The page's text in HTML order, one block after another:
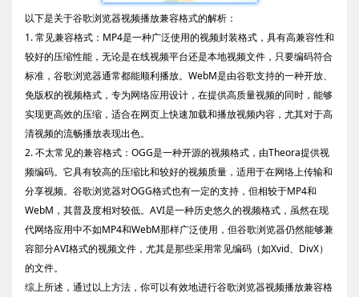
以下是关于谷歌浏览器视频播放兼容格式的解析：
1. 常见兼容格式：MP4是一种广泛使用的视频封装格式，具有高兼容性和
较好的压缩性能，无论是在线视频平台还是本地视频文件，只要编码符合
标准，谷歌浏览器通常都能顺利播放。WebM是由谷歌支持的一种开放、
免版权的视频格式，专为网络应用设计，在提供高质量视频的同时，能够
实现更高效的压缩，适合在网页上快速加载和播放视频内容，尤其对于高
清视频的流畅播放表现出色。
2. 不太常见的兼容格式：OGG是一种开源的视频格式，由Theora提供视
频编码。它具有较高的压缩比和较好的视频质量，适用于在网络上传输和
分享视频。谷歌浏览器对OGG格式也有一定的支持，但相较于MP4和
WebM，其普及度相对较低。AVI是一种历史悠久的视频格式，虽然在现
代网络应用中不如MP4和WebM那样广泛使用，但谷歌浏览器仍然能够兼
容部分AVI格式的视频文件，尤其是那些采用常见编码（如Xvid、DivX）
的文件。
综上所述，通过以上方法，你可以有效地进行谷歌浏览器视频播放兼容格